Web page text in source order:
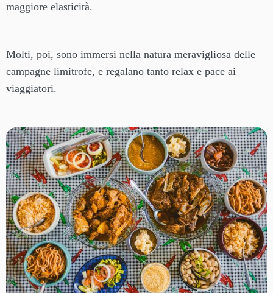
maggiore elasticità.
Molti, poi, sono immersi nella natura meravigliosa delle
campagne limitrofe, e regalano tanto relax e pace ai
viaggiatori.